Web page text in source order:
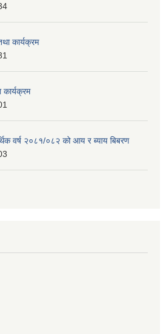
कार्यक्रम
वर्ष २०८१/०८२ को आय र ब्याय बिबरण